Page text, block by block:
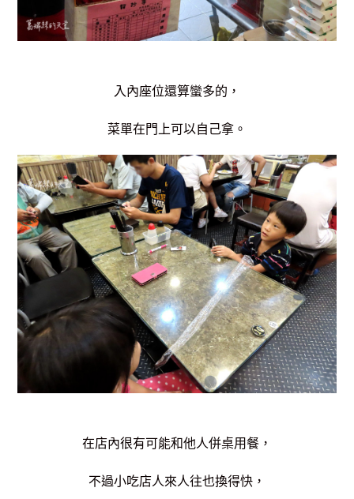
入內座位還算蠻多的，
菜單在門上可以自己拿。
在店內很有可能和他人併桌用餐，
不過小吃店人來人往也換得快，